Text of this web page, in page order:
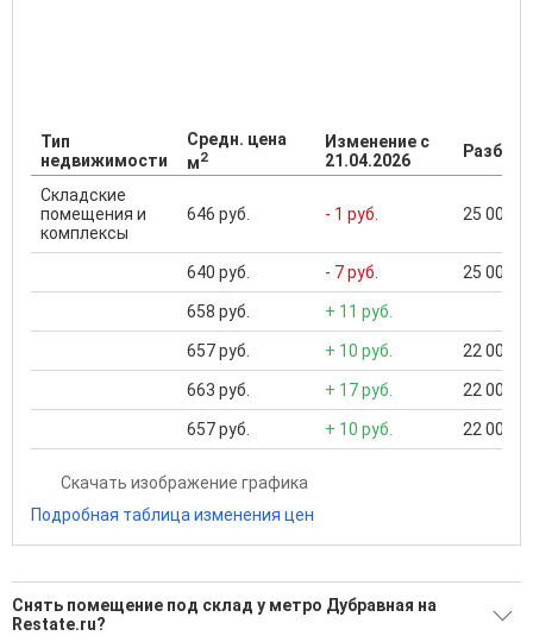
Тип
недвижимости
Средн. цена
м2
Изменение с
21.04.2026
Складские
помещения и
комплексы
646 руб. - 1 руб. 25 000
640 руб. - 7 руб. 25 000
658 руб. + 11 руб.
657 руб. + 10 руб. 22 000
663 руб. + 17 руб. 22 000
657 руб. + 10 руб. 22 000
Скачать изображение графика
Подробная таблица изменения цен
Снять помещение под склад у метро Дубравная на
Restate.ru?